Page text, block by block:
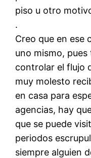
piso u otro
.
Creo que en ese
uno mismo,
controlar el flujo
muy molesto
en casa para
agencias, hay
que se puede
periodos
siempre alguien